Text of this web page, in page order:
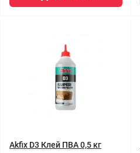
Akfix D3 Клей ПВА 0,5 кг